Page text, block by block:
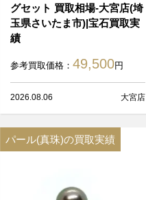
グセット 買取相場-大宮店(埼
玉県さいたま市)|宝石買取実
績
参考買取価格： 49,500円
2026.08.06 大宮店
パール(真珠)の買取実績